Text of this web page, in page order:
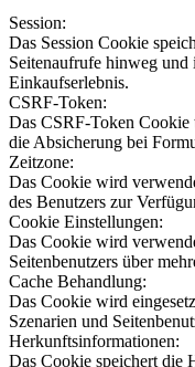
Session:
Das Session Cookie
Seitenaufrufe hinweg und
Einkaufserlebnis.
CSRF-Token:
Das CSRF-Token Cookie
die Absicherung bei
Zeitzone:
Das Cookie wird
des Benutzers zur
Cookie Einstellungen:
Das Cookie wird
Seitenbenutzers über
Cache Behandlung:
Das Cookie wird
Szenarien und
Herkunftsinformationen:
Das Cookie speichert die